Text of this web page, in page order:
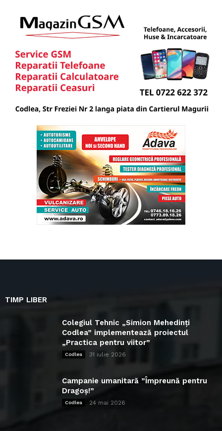
TIMP LIBER
Colegiul Tehnic „Simion Mehedinți
Codlea” implementează proiectul
„Practica pentru viitor”
Codlea 31 iulie 2026
Campanie umanitară ”Împreună pentru
Dragoș!”
Codlea 24 mai 2026